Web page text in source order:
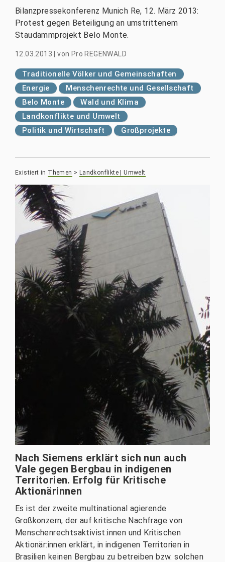
Bilanzpressekonferenz Munich Re, 12. März 2013:
Protest gegen Beteiligung an umstrittenem
Staudammprojekt Belo Monte.
12.03.2013 |von Pro REGENWALD
Traditionelle Völker und Gemeinschaften
Energie
Menschenrechte und Gesellschaft
Belo Monte
Wald und Klima
Landkonflikte und Umwelt
Politik und Wirtschaft
Großprojekte
Existiert in Themen > Landkonflikte | Umwelt
Nach Siemens erklärt sich nun auch
Vale gegen Bergbau in indigenen
Territorien. Erfolg für Kritische
Aktionärinnen
Es ist der zweite multinational agierende
Großkonzern, der auf kritische Nachfrage von
Menschenrechtsaktivist:innen und Kritischen
Aktionär:innen erklärt, in indigenen Territorien in
Brasilien keinen Bergbau zu betreiben bzw. solchen